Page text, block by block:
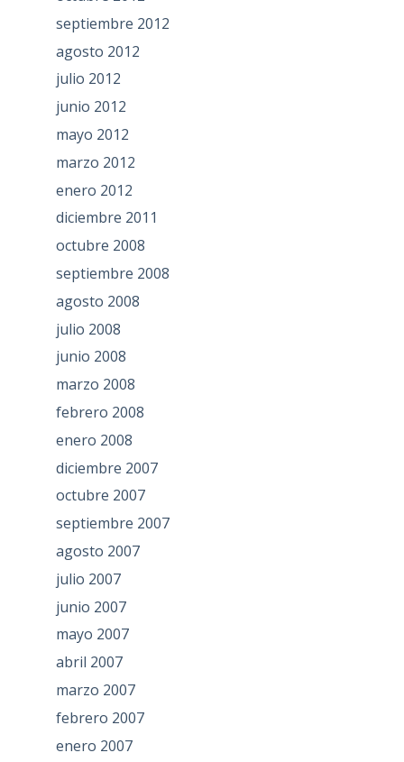
septiembre 2012
agosto 2012
julio 2012
junio 2012
mayo 2012
marzo 2012
enero 2012
diciembre 2011
octubre 2008
septiembre 2008
agosto 2008
julio 2008
junio 2008
marzo 2008
febrero 2008
enero 2008
diciembre 2007
octubre 2007
septiembre 2007
agosto 2007
julio 2007
junio 2007
mayo 2007
abril 2007
marzo 2007
febrero 2007
enero 2007